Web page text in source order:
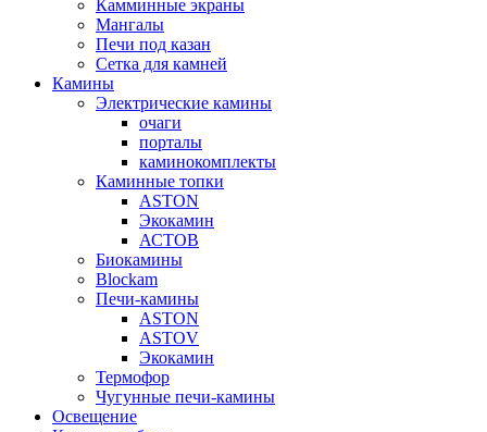
Камминные экраны
Мангалы
Печи под казан
Сетка для камней
Камины
Электрические камины
очаги
порталы
каминокомплекты
Каминные топки
ASTON
Экокамин
АСТОВ
Биокамины
Blockam
Печи-камины
ASTON
АSTOV
Экокамин
Термофор
Чугунные печи-камины
Освещение